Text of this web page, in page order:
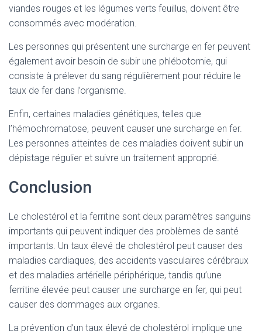
viandes rouges et les légumes verts feuillus, doivent être
consommés avec modération.
Les personnes qui présentent une surcharge en fer peuvent
également avoir besoin de subir une phlébotomie, qui
consiste à prélever du sang régulièrement pour réduire le
taux de fer dans l’organisme.
Enfin, certaines maladies génétiques, telles que
l’hémochromatose, peuvent causer une surcharge en fer.
Les personnes atteintes de ces maladies doivent subir un
dépistage régulier et suivre un traitement approprié.
Conclusion
Le cholestérol et la ferritine sont deux paramètres sanguins
importants qui peuvent indiquer des problèmes de santé
importants. Un taux élevé de cholestérol peut causer des
maladies cardiaques, des accidents vasculaires cérébraux
et des maladies artérielle périphérique, tandis qu’une
ferritine élevée peut causer une surcharge en fer, qui peut
causer des dommages aux organes.
La prévention d’un taux élevé de cholestérol implique une